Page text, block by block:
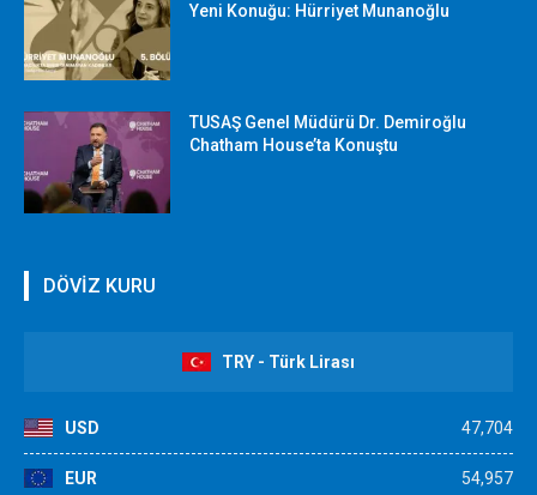
Yeni Konuğu: Hürriyet Munanoğlu
TUSAŞ Genel Müdürü Dr. Demiroğlu
Chatham House’ta Konuştu
DÖVİZ KURU
TRY - Türk Lirası
USD 47,704
EUR 54,957